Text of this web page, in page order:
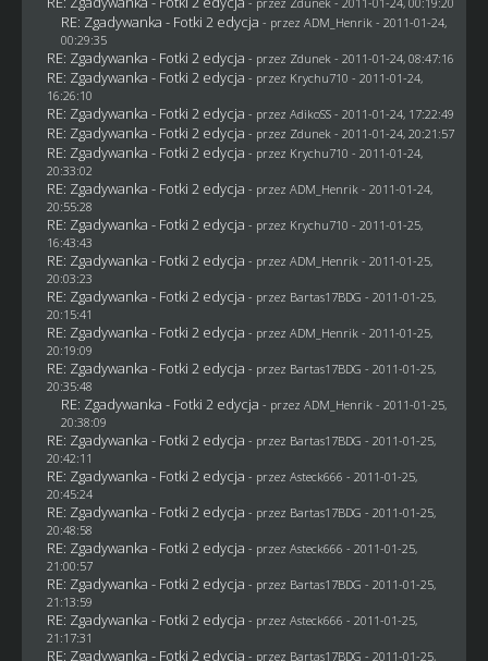
RE: Zgadywanka - Fotki 2 edycja - przez ADM_Henrik - 2011-01-24,
00:29:35
RE: Zgadywanka - Fotki 2 edycja - przez Zdunek - 2011-01-24, 08:47:16
RE: Zgadywanka - Fotki 2 edycja - przez Krychu710 - 2011-01-24,
16:26:10
RE: Zgadywanka - Fotki 2 edycja - przez AdikoSS - 2011-01-24, 17:22:49
RE: Zgadywanka - Fotki 2 edycja - przez Zdunek - 2011-01-24, 20:21:57
RE: Zgadywanka - Fotki 2 edycja - przez Krychu710 - 2011-01-24,
20:33:02
RE: Zgadywanka - Fotki 2 edycja - przez ADM_Henrik - 2011-01-24,
20:55:28
RE: Zgadywanka - Fotki 2 edycja - przez Krychu710 - 2011-01-25,
16:43:43
RE: Zgadywanka - Fotki 2 edycja - przez ADM_Henrik - 2011-01-25,
20:03:23
RE: Zgadywanka - Fotki 2 edycja - przez Bartas17BDG - 2011-01-25,
20:15:41
RE: Zgadywanka - Fotki 2 edycja - przez ADM_Henrik - 2011-01-25,
20:19:09
RE: Zgadywanka - Fotki 2 edycja - przez Bartas17BDG - 2011-01-25,
20:35:48
RE: Zgadywanka - Fotki 2 edycja - przez ADM_Henrik - 2011-01-25,
20:38:09
RE: Zgadywanka - Fotki 2 edycja - przez Bartas17BDG - 2011-01-25,
20:42:11
RE: Zgadywanka - Fotki 2 edycja - przez Asteck666 - 2011-01-25,
20:45:24
RE: Zgadywanka - Fotki 2 edycja - przez Bartas17BDG - 2011-01-25,
20:48:58
RE: Zgadywanka - Fotki 2 edycja - przez Asteck666 - 2011-01-25,
21:00:57
RE: Zgadywanka - Fotki 2 edycja - przez Bartas17BDG - 2011-01-25,
21:13:59
RE: Zgadywanka - Fotki 2 edycja - przez Asteck666 - 2011-01-25,
21:17:31
RE: Zgadywanka - Fotki 2 edycja - przez Bartas17BDG - 2011-01-25,